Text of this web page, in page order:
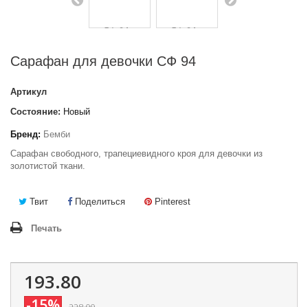
Сарафан для девочки СФ 94
Артикул
Состояние: Новый
Бренд: Бемби
Сарафан свободного, трапециевидного кроя для девочки из
золотистой ткани.
Твит Поделиться Pinterest
Печать
193.80